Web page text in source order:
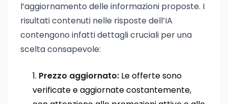
l’aggiornamento delle informazioni proposte. I
risultati contenuti nelle risposte dell’IA
contengono infatti dettagli cruciali per una
scelta consapevole:
Prezzo aggiornato: Le offerte sono
verificate e aggiornate costantemente,